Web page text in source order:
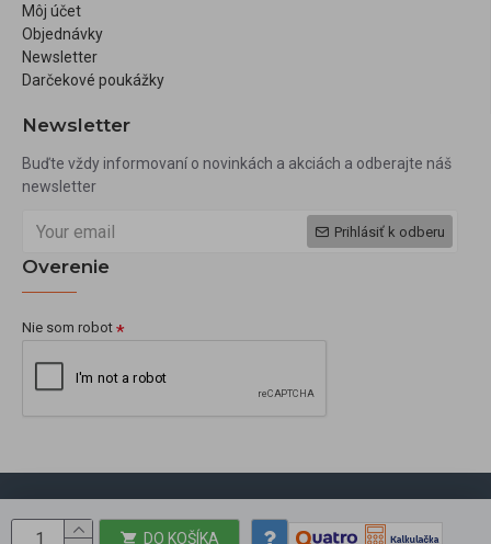
DO KOŠÍKA
Môj účet
Objednávky
Newsletter
Darčekové poukážky
Newsletter
Buďte vždy informovaní o novinkách a akciách a odberajte náš
newsletter
Prihlásiť k odberu
Overenie
Nie som robot